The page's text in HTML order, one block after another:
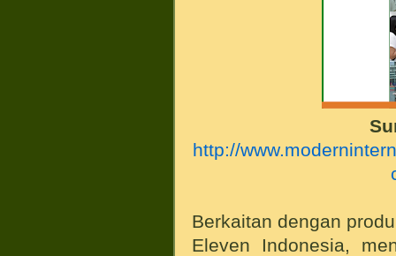
http://
Berkaitan dengan
Eleven Indonesia,